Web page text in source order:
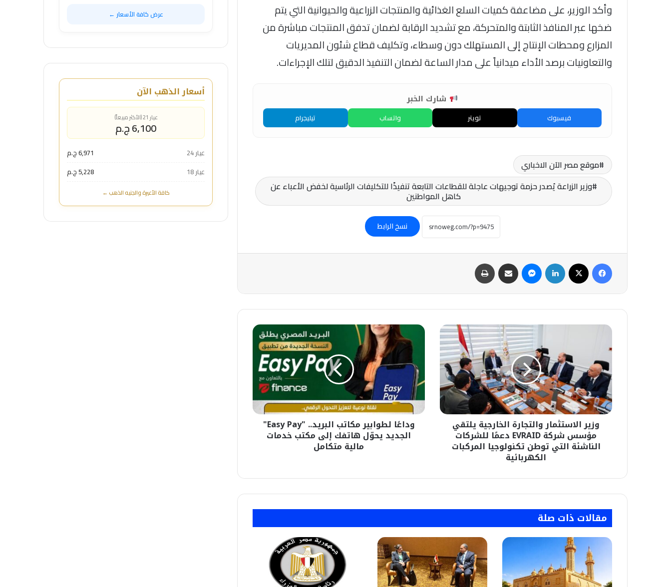
وأكد الوزير، على مضاعفة كميات السلع الغذائية والمنتجات الزراعية والحيوانية التي يتم
ضخها عبر المنافذ الثابتة والمتحركة، مع تشديد الرقابة لضمان تدفق المنتجات مباشرة من
المزارع ومحطات الإنتاج إلى المستهلك دون وسطاء، وتكليف قطاع شئون المديريات
والتعاونيات برصد الأداء ميدانياً على مدار الساعة لضمان التنفيذ الدقيق لتلك الإجراءات.
شارك الخبر
فيسبوك تويتر واتساب تيليجرام
موقع مصر الآن الاخباري
وزير الزراعة يُصدر حزمة توجيهات عاجلة للقطاعات التابعة تنفيذًا للتكليفات الرئاسية لخفض الأعباء عن
كاهل المواطنين
نسخ الرابط
فيسبوك لينكدإن ماسنجر مشاركة عبر البريد
وزير
والتجارة
الخارجية
يلتقي
مؤسس
شركة
EVRAID
دعمًا
للشركات
الناشئة
المركبات
وزير الاستثمار والتجارة الخارجية يلتقي
مؤسس شركة EVRAID دعمًا للشركات
الناشئة التي توطن تكنولوجيا المركبات
الكهربائية
وداعًا
لطوابير
مكاتب
البريد..
"Easy
Pay"
الجديد
يحوّل
هاتفك
مكتب
وداعًا لطوابير مكاتب البريد.. "Easy Pay"
الجديد يحوّل هاتفك إلى مكتب خدمات
مالية متكامل
مقالات ذات صلة
عرض كافة الأسعار ←
أسعار الذهب الآن
عيار 21 (الأكثر مبيعاً)
6,100 ج.م
عيار 24
6,971 ج.م
عيار 18
5,228 ج.م
كافة الأعيرة والجنيه الذهب ←